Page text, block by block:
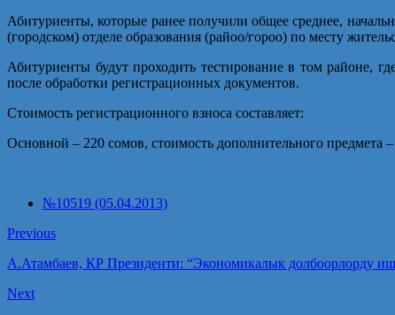
Абитуриенты, которые ранее получили общее среднее,
(городском) отделе образования (райоо/гороо) по месту
Абитуриенты будут проходить тестирование в том районе,
после обработки регистрационных документов.
Стоимость регистрационного взноса составляет:
Основной – 220 сомов, стоимость дополнительного предмета
№10519 (05.04.2013)
Previous
А.Атамбаев, КР Президенти: “Экономикалык долбоорлорду
Next